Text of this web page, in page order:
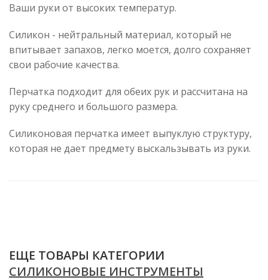
Ваши руки от высоких температур.
Силикон - нейтральный материал, который не
впитывает запахов, легко моется, долго сохраняет
свои рабочие качества.
Перчатка подходит для обеих рук и рассчитана на
руку среднего и большого размера.
Силиконовая перчатка имеет выпуклую структуру,
которая не дает предмету выскальзывать из руки.
ЕЩЕ ТОВАРЫ КАТЕГОРИИ
СИЛИКОНОВЫЕ ИНСТРУМЕНТЫ